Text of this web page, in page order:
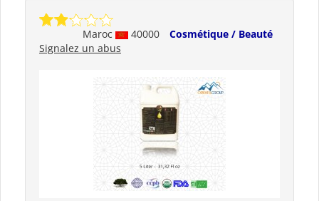
Maroc 40000
Cosmétique / Beauté
Signalez un abus